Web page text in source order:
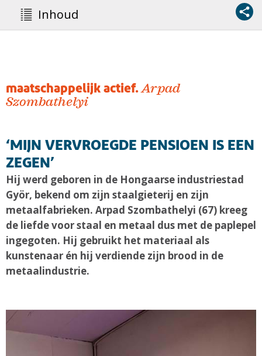
Inhoud
maatschappelijk actief.­Arpad
Szombathelyi
‘MIJN ­VERVROEGDE PENSIOEN IS EEN
ZEGEN’
Hij werd geboren in de Hongaarse industriestad
Györ, bekend om zijn staalgieterij en zijn
metaalfabrieken. Arpad Szombathelyi (67) kreeg
de liefde voor staal en metaal dus met de paplepel
ingegoten. Hij gebruikt het materiaal als
kunstenaar én hij verdiende zijn brood in de
metaalindustrie.